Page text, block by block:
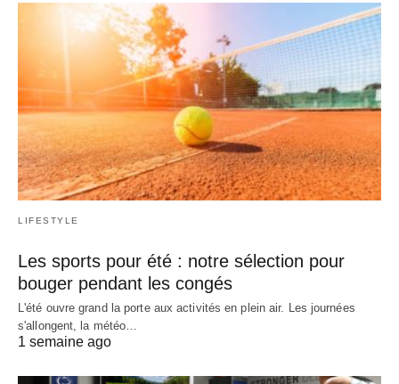
LIFESTYLE
Les sports pour été : notre sélection pour
bouger pendant les congés
L'été ouvre grand la porte aux activités en plein air. Les journées
s'allongent, la météo…
1 semaine ago